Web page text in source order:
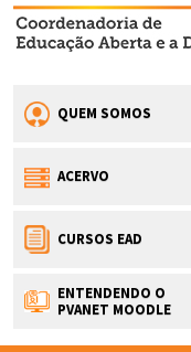
QUEM SOMOS
ACERVO
CURSOS EAD
ENTENDENDO O
PVANET MOODLE